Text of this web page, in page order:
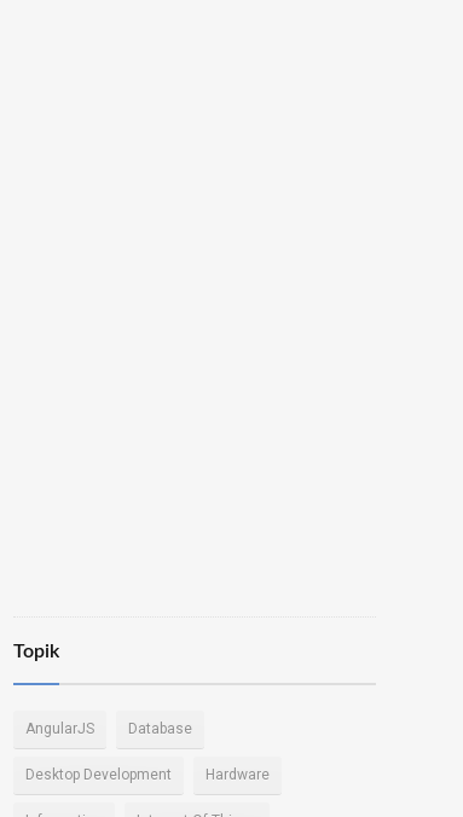
Topik
AngularJS Database
Desktop Development Hardware